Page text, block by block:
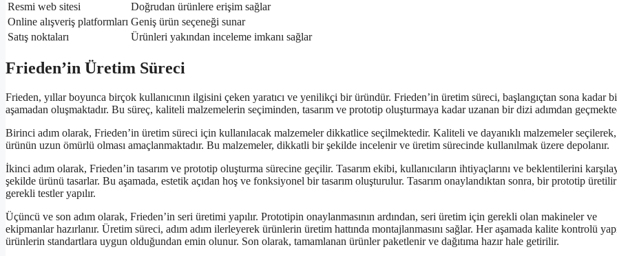
Resmi web sitesi
Doğrudan ürünlere erişim sağlar
Online alışveriş platformları Geniş ürün seçeneği sunar
Satış noktaları
Ürünleri yakından inceleme imkanı sağlar
Frieden’in Üretim Süreci
Frieden, yıllar boyunca birçok kullanıcının ilgisini çeken yaratıcı ve yenilikçi bir üründür. Frieden’in üretim süreci, başlangıçtan sona kadar
aşamadan oluşmaktadır. Bu süreç, kaliteli malzemelerin seçiminden, tasarım ve prototip oluşturmaya kadar uzanan bir dizi adımdan
Birinci adım olarak, Frieden’in üretim süreci için kullanılacak malzemeler dikkatlice seçilmektedir. Kaliteli ve dayanıklı malzemeler seçilerek,
ürünün uzun ömürlü olması amaçlanmaktadır. Bu malzemeler, dikkatli bir şekilde incelenir ve üretim sürecinde kullanılmak üzere depolanır.
İkinci adım olarak, Frieden’in tasarım ve prototip oluşturma sürecine geçilir. Tasarım ekibi, kullanıcıların ihtiyaçlarını ve beklentilerini
şekilde ürünü tasarlar. Bu aşamada, estetik açıdan hoş ve fonksiyonel bir tasarım oluşturulur. Tasarım onaylandıktan sonra, bir prototip
gerekli testler yapılır.
Üçüncü ve son adım olarak, Frieden’in seri üretimi yapılır. Prototipin onaylanmasının ardından, seri üretim için gerekli olan makineler ve
ekipmanlar hazırlanır. Üretim süreci, adım adım ilerleyerek ürünlerin üretim hattında montajlanmasını sağlar. Her aşamada kalite kontrolü
ürünlerin standartlara uygun olduğundan emin olunur. Son olarak, tamamlanan ürünler paketlenir ve dağıtıma hazır hale getirilir.